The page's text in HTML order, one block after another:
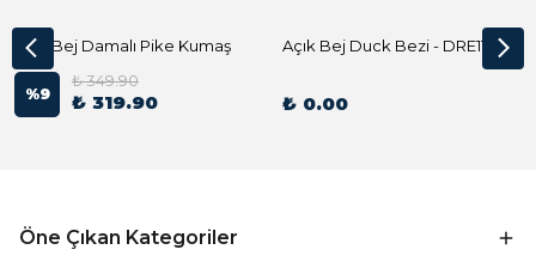
Açık Bej Damalı Pike Kumaş
%9
₺ 349.90
₺ 319.90
Açık Bej Duck Bezi - DRE1144 Kumaş Peçete
₺ 0.00
Öne Çıkan Kategoriler